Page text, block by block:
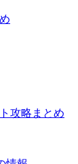
攻略まとめ